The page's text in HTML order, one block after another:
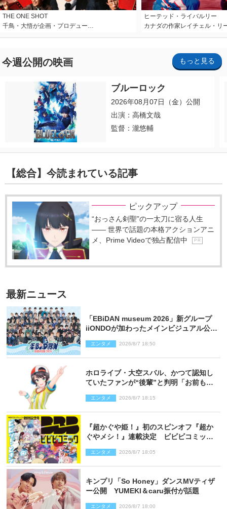
THE ONE SHOT
千鳥・大悟が企画・プロデュー…
ヒーテッド・ライバルリー
カナダの作家レイチェル・リ
今週公開の映画 もっと見る
ブルーロック
2026年08月07日（金）公開
出演：高橋文哉
監督：瀧悠輔
【総合】今読まれている記事
ピックアップ
“おっさん剣聖”の一太刀に宿る人生
―― 世界で話題の本格アクションアニ
メ、Prime Videoで独占配信中
P R
最新ニュース
「EBiDAN museum 2026」新グループ
iiONDOが加わったメインビジュアル公
エンタメ 2026/8/7 18:50
ホロライブ・大空スバル、かつて認知し
ていたファンが“後輩”と判明「お前もし
エンタメ 2026/8/7 18:15
『超かぐや姫！』初のスピンオフ『超か
ぐやメシ！』連載決定 ビビビコミック
エンタメ 2026/8/7 18:05
キンプリ「So Honey」ダンスMVティザ
ー公開 YUMEKI＆caru振付が話題
エンタメ 2026/8/7 18:00